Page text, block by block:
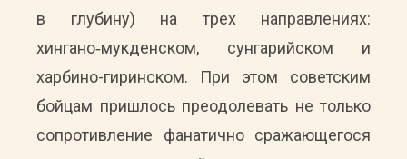
в глубину) на трех направлениях:
хингано‑мукденском, сунгарийском и
харбино-гиринском. При этом советским
бойцам пришлось преодолевать не только
сопротивление фанатично сражающегося